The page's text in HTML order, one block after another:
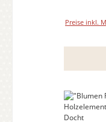
Preise inkl.